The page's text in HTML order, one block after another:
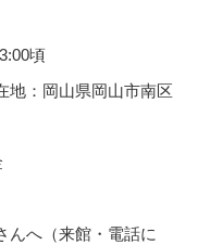
頃
地：岡山県岡山市南区
んへ（来館・電話に